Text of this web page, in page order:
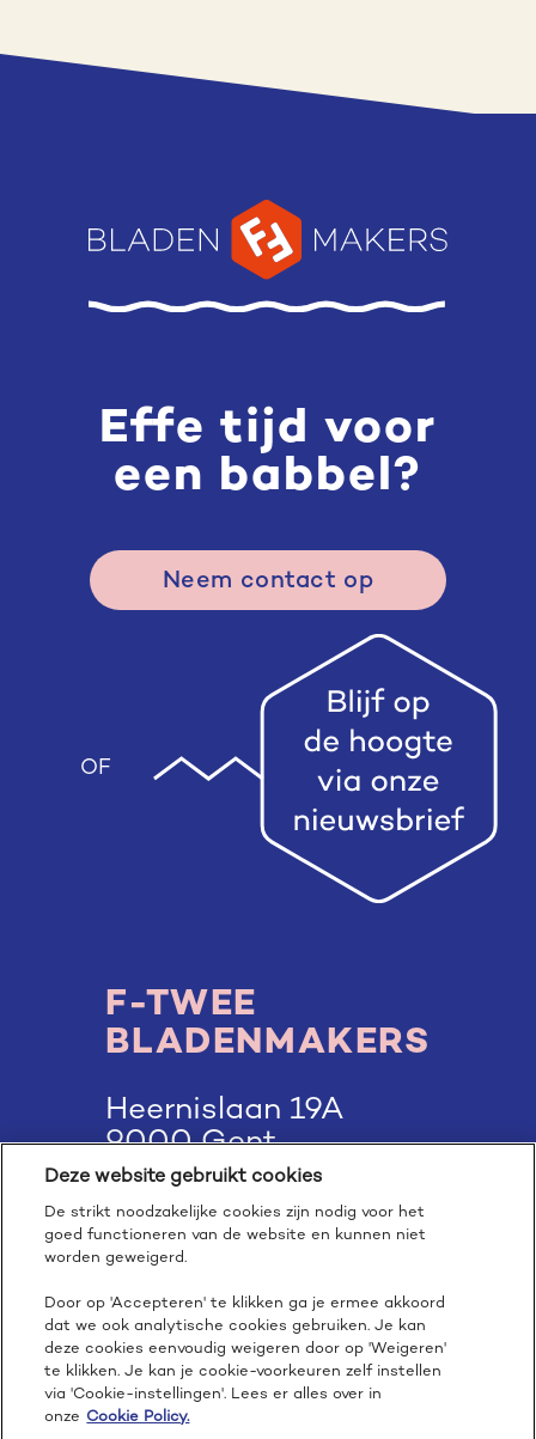
Effe tijd voor
een babbel?
Neem contact op
OF
F-TWEE
BLADENMAKERS
Heernislaan 19A
9000 Gent
hello@f-twee.be
32(0)9 265 97 20
Deze website gebruikt cookies
De strikt noodzakelijke cookies zijn nodig voor het
goed functioneren van de website en kunnen niet
worden geweigerd.
Door op 'Accepteren' te klikken ga je ermee akkoord
dat we ook analytische cookies gebruiken. Je kan
deze cookies eenvoudig weigeren door op 'Weigeren'
te klikken. Je kan je cookie-voorkeuren zelf instellen
via 'Cookie-instellingen'. Lees er alles over in
onze Cookie Policy.